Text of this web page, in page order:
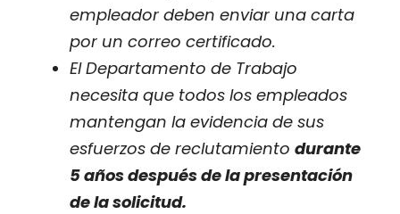
empleador deben enviar una carta
por un correo certificado.
El Departamento de Trabajo
necesita que todos los empleados
mantengan la evidencia de sus
esfuerzos de reclutamiento durante
5 años después de la presentación
de la solicitud.